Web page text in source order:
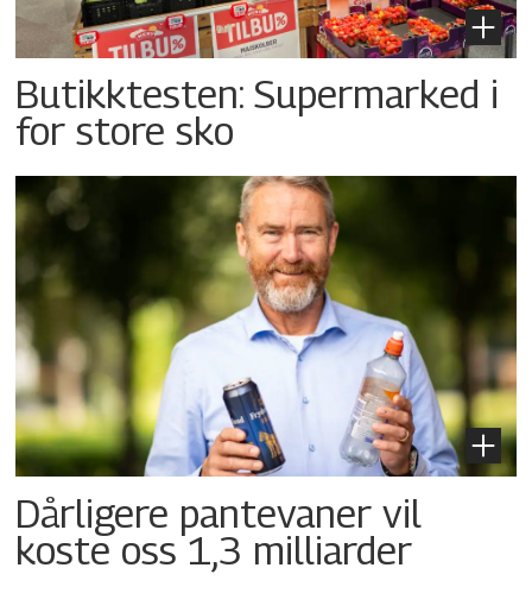
Butikktesten: Supermarked i
for store sko
Dårligere pantevaner vil
koste oss 1,3 milliarder